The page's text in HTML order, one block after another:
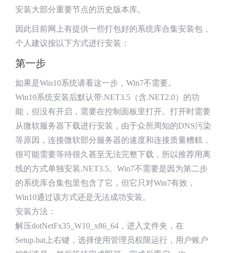
安装大部分重要节点的历史版本库。
因此目前网上有提供一些打包好的系统库合集安装包，
个人建议按以下方式进行安装：
第一步
如果是Win10系统请看这一步，Win7不需要。
Win10系统安装后默认带.NET3.5（含.NET2.0）的功
能，但没有开启，需要在控制面板里打开。打开时需要
从微软服务器下载进行安装，由于众所周知的DNS污染
等原因，连接微软部分服务器的速度和连接质量糟糕，
很可能需要等待很久甚至无法完整下载，所以推荐用离
线的方式单独安装.NET3.5。Win7不需要是因为第二步
的系统库合集包里包含了它，但它只对Win7有效，
Win10通过该方式还是无法成功安装。
安装方法：
解压dotNetFx35_W10_x86_64，进入文件夹，在
Setup.bat上右键，选择使用管理员权限运行，用户账户